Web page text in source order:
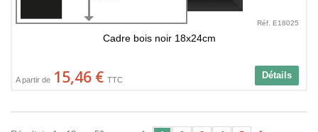
Réf. E18025
Cadre bois noir 18x24cm
Détails
A partir de 15,46 € TTC